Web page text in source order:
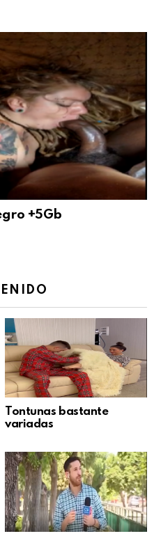
+5Gb
Tontunas bastante
variadas